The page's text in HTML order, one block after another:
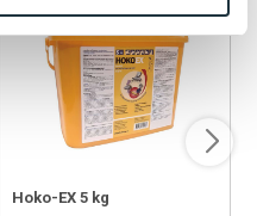
på trästolpar i elstängsel.
Hoko-EX 5 kg